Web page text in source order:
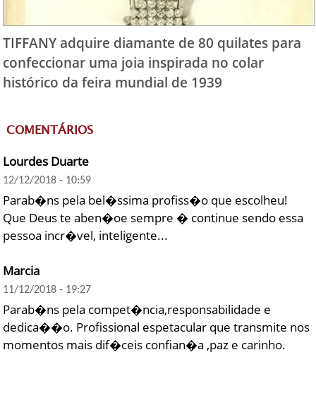
TIFFANY adquire diamante de 80 quilates para
confeccionar uma joia inspirada no colar
histórico da feira mundial de 1939
COMENTÁRIOS
Lourdes Duarte
12/12/2018 - 10:59
Parab�ns pela bel�ssima profiss�o que escolheu!
Que Deus te aben�oe sempre � continue sendo essa
pessoa incr�vel, inteligente...
Marcia
11/12/2018 - 19:27
Parab�ns pela compet�ncia,responsabilidade e
dedica��o. Profissional espetacular que transmite nos
momentos mais dif�ceis confian�a ,paz e carinho.